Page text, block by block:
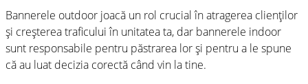
Bannerele outdoor joacă un rol crucial în atragerea clienților
și creșterea traficului în unitatea ta, dar bannerele indoor
sunt responsabile pentru păstrarea lor și pentru a le spune
că au luat decizia corectă când vin la tine.